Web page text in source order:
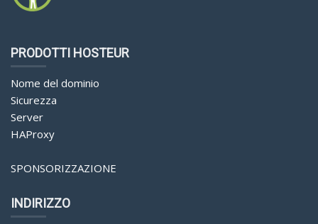
PRODOTTI HOSTEUR
Nome del dominio
Sicurezza
Server
HAProxy
SPONSORIZZAZIONE
INDIRIZZO